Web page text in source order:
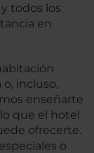
todos los
en
incluso,
enseñarte
que el hotel
ofrecerte.
o